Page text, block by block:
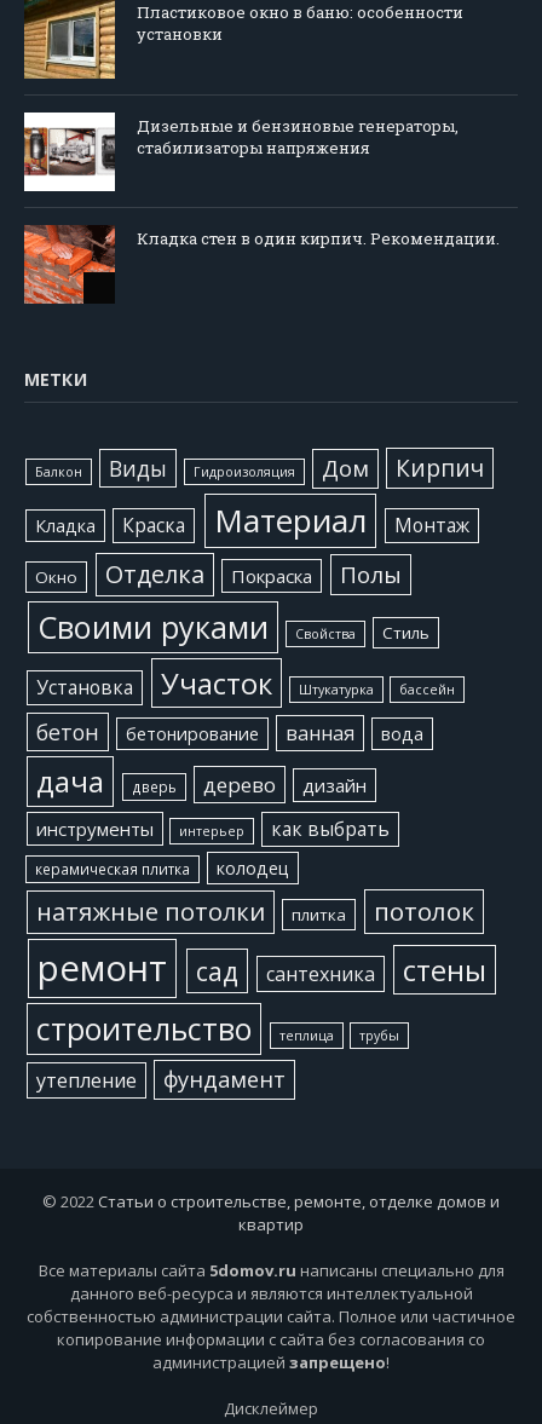
Пластиковое окно в баню: особенности
установки
Дизельные и бензиновые генераторы,
стабилизаторы напряжения
Кладка стен в один кирпич. Рекомендации.
МЕТКИ
Балкон Виды Гидроизоляция Дом Кирпич
Кладка Краска Материал Монтаж
Окно Отделка Покраска Полы
Своими руками Свойства Стиль
Установка Участок Штукатурка бассейн
бетон бетонирование ванная вода
дача дверь дерево
дизайн
инструменты
интерьер как выбрать
керамическая плитка колодец
натяжные потолки плитка потолок
ремонт сад сантехника
стены
строительство
теплица трубы
утепление фундамент
© 2022 Статьи о строительстве, ремонте, отделке домов и
квартир
Все материалы сайта 5domov.ru написаны специально для
данного веб-ресурса и являются интеллектуальной
собственностью администрации сайта. Полное или частичное
копирование информации с сайта без согласования со
администрацией запрещено!
Дисклеймер